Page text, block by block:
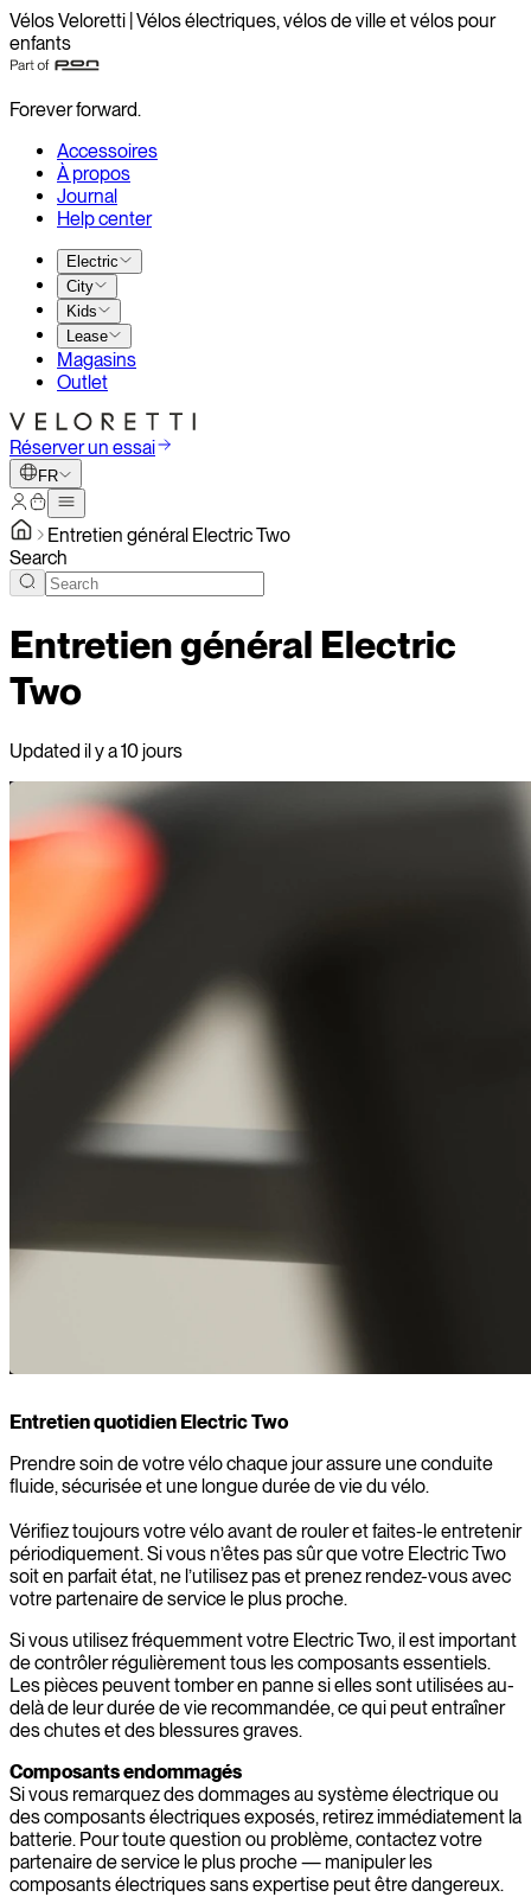
Vélos Veloretti | Vélos électriques, vélos de ville et vélos pour
enfants
Forever forward.
Accessoires
À propos
Journal
Help center
Electric
City
Kids
Lease
Magasins
Outlet
Réserver un essai
FR
Entretien général Electric Two
Search
Entretien général Electric
Two
Updated il y a 10 jours
Entretien quotidien Electric Two
Prendre soin de votre vélo chaque jour assure une conduite
fluide, sécurisée et une longue durée de vie du vélo.
Vérifiez toujours votre vélo avant de rouler et faites-le entretenir
périodiquement. Si vous n’êtes pas sûr que votre Electric Two
soit en parfait état, ne l’utilisez pas et prenez rendez-vous avec
votre partenaire de service le plus proche.
Si vous utilisez fréquemment votre Electric Two, il est important
de contrôler régulièrement tous les composants essentiels.
Les pièces peuvent tomber en panne si elles sont utilisées au-
delà de leur durée de vie recommandée, ce qui peut entraîner
des chutes et des blessures graves.
Composants endommagés
Si vous remarquez des dommages au système électrique ou
des composants électriques exposés, retirez immédiatement la
batterie. Pour toute question ou problème, contactez votre
partenaire de service le plus proche — manipuler les
composants électriques sans expertise peut être dangereux.